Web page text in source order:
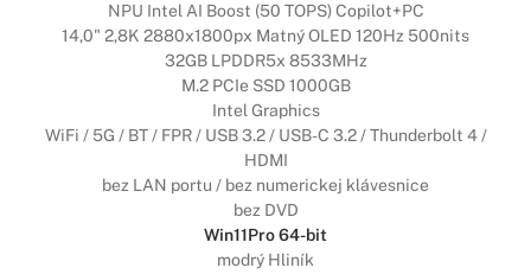
NPU Intel AI Boost (50 TOPS) Copilot+PC
14,0" 2,8K 2880x1800px Matný OLED 120Hz 500nits
32GB LPDDR5x 8533MHz
M.2 PCIe SSD 1000GB
Intel Graphics
WiFi / 5G / BT / FPR / USB 3.2 / USB-C 3.2 / Thunderbolt 4 /
HDMI
bez LAN portu / bez numerickej klávesnice
bez DVD
Win11Pro 64-bit
modrý Hliník